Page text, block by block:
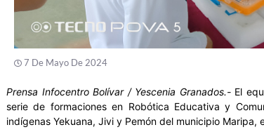
7 De Mayo De 2024
Prensa Infocentro Bolívar / Yescenia Granados.-El
serie de formaciones en Robótica Educativa y
indígenas Yekuana, Jivi y Pemón del municipio Maripa,